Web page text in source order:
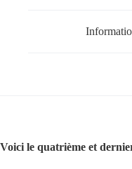
Voici le quatrième et